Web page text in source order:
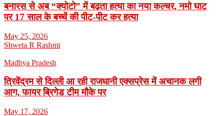
बनारस से अब “क्योटो” में बढ़ता हत्या का नया कल्चर, नमो घाट
पर 17 साल के बच्चें की पीट-पीट कर हत्या
May 25, 2026
Shweta R Rashmi
Madhya Pradesh
त्रिवेंद्रम से दिल्ली आ रही राजधानी एक्सप्रेस में अचानक लगी
आग, फायर ब्रिगेड टीम मौके पर
May 17, 2026